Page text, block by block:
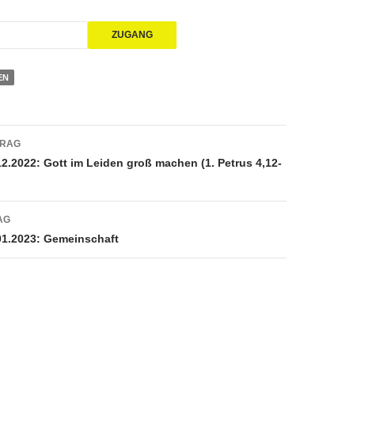
Gott im Leiden groß machen (1. Petrus 4,12-
Gemeinschaft